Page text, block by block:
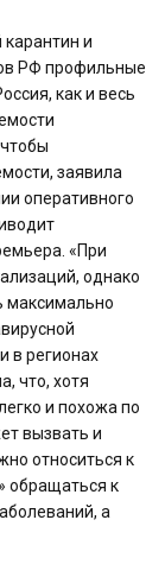
и
РФ профильные
как и весь
заявила
оперативного
«При
однако
максимально
в регионах
что, хотя
и похожа по
вызвать и
относиться к
обращаться к
а